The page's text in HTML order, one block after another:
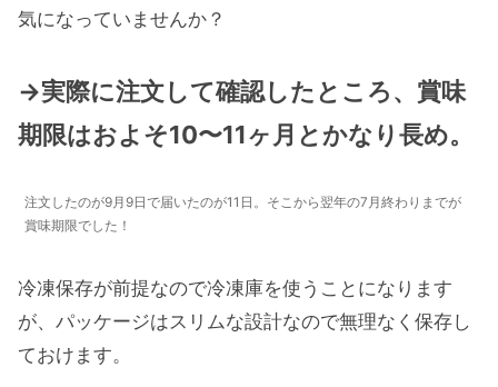
気になっていませんか？
→実際に注文して確認したところ、賞味
期限はおよそ10〜11ヶ月とかなり長め。
注文したのが9月9日で届いたのが11日。そこから翌年の7月終わりまでが
賞味期限でした！
冷凍保存が前提なので冷凍庫を使うことになります
が、パッケージはスリムな設計なので無理なく保存し
ておけます。